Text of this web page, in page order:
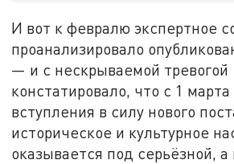
И вот к февралю экспертное
проанализировало
— и с нескрываемой тревогой
констатировало, что с 1 марта
вступления в силу нового
историческое и культурное
оказывается под серьёзной,